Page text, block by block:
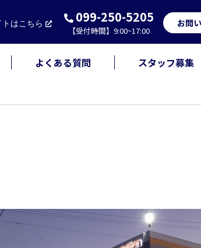
はこちら 099-250-5205
【受付時間】9:00~17:00
お問
よくある質問 スタッフ募集